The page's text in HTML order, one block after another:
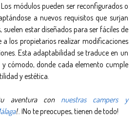
módulos pueden ser reconfigurados o
a nuevos requisitos que surjan
estar diseñados para ser fáciles de
los propietarios realizar modificaciones
Esta adaptabilidad se traduce en un
cómodo, donde cada elemento cumple
y estética.
aventura con nuestras campers y
!.. ¡No te preocupes, tienen de todo!